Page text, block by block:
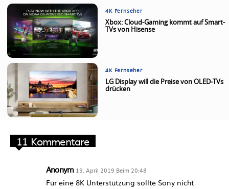
4K Fernseher
Xbox: Cloud-Gaming kommt auf Smart-
TVs von Hisense
4K Fernseher
LG Display will die Preise von OLED-TVs
drücken
11 Kommentare
Anonym 19. April 2019 Beim 20:48
Für eine 8K Unterstützung sollte Sony nicht